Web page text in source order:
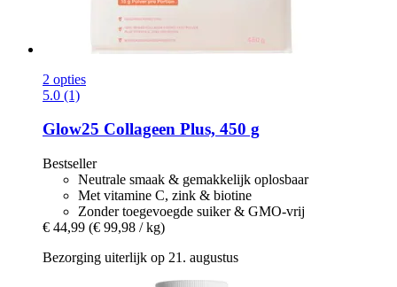
2 opties
5.0 (1)
Glow25 Collageen Plus, 450 g
Bestseller
Neutrale smaak & gemakkelijk oplosbaar
Met vitamine C, zink & biotine
Zonder toegevoegde suiker & GMO-vrij
€ 44,99 (€ 99,98 / kg)
Bezorging uiterlijk op 21. augustus